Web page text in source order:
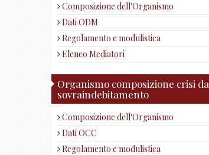
Composizione dell'Organismo
Dati ODM
Regolamento e modulistica
Elenco Mediatori
Organismo composizione crisi da
sovraindebitamento
Composizione dell'Organismo
Dati OCC
Regolamento e modulistica